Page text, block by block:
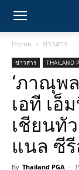
Home ข่าวสาร
ข่าวสาร THAILAND
‘ภาณุพ
เอที เอ็
เชียนทั
แนล ซี
By Thailand PGA -